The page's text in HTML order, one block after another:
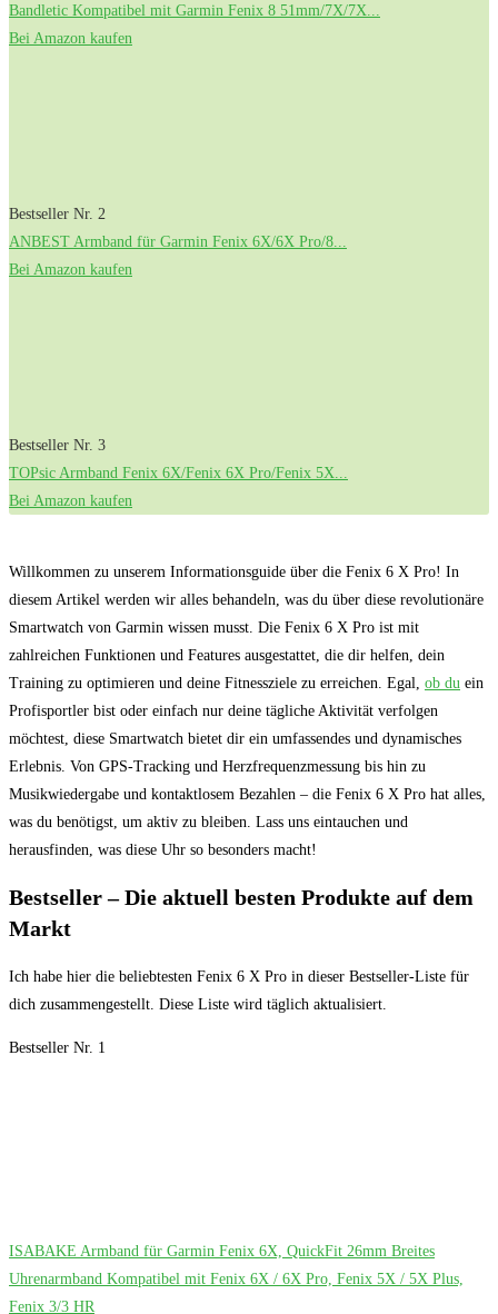
Bandletic Kompatibel mit Garmin Fenix 8 51mm/7X/7X...
Bei Amazon kaufen
Bestseller Nr. 2
ANBEST Armband für Garmin Fenix 6X/6X Pro/8...
Bei Amazon kaufen
Bestseller Nr. 3
TOPsic Armband Fenix 6X/Fenix 6X Pro/Fenix 5X...
Bei Amazon kaufen
Willkommen zu unserem Informationsguide über die Fenix 6 X Pro! In
diesem Artikel werden wir alles behandeln, was du über diese revolutionäre
Smartwatch von Garmin wissen musst. Die Fenix 6 X Pro ist mit
zahlreichen Funktionen und Features ausgestattet, die dir helfen, dein
Training zu optimieren und deine Fitnessziele zu erreichen. Egal, ob du ein
Profisportler bist oder einfach nur deine tägliche Aktivität verfolgen
möchtest, diese Smartwatch bietet dir ein umfassendes und dynamisches
Erlebnis. Von GPS-Tracking und Herzfrequenzmessung bis hin zu
Musikwiedergabe und kontaktlosem Bezahlen – die Fenix 6 X Pro hat alles,
was du benötigst, um aktiv zu bleiben. Lass uns eintauchen und
herausfinden, was diese Uhr so besonders macht!
Bestseller – Die​ aktuell besten Produkte auf dem
‍Markt
Ich habe‌ hier die beliebtesten Fenix 6 X ‌Pro ⁢in ⁤dieser Bestseller-Liste für
dich zusammengestellt. Diese Liste wird täglich aktualisiert.
Bestseller Nr. 1
ISABAKE Armband für Garmin Fenix 6X, QuickFit 26mm Breites
Uhrenarmband Kompatibel mit Fenix 6X / 6X Pro, Fenix 5X / 5X Plus,
Fenix 3/3 HR